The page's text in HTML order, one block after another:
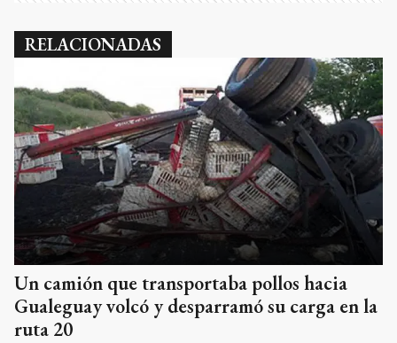
RELACIONADAS
Un camión que transportaba pollos hacia
Gualeguay volcó y desparramó su carga en la
ruta 20